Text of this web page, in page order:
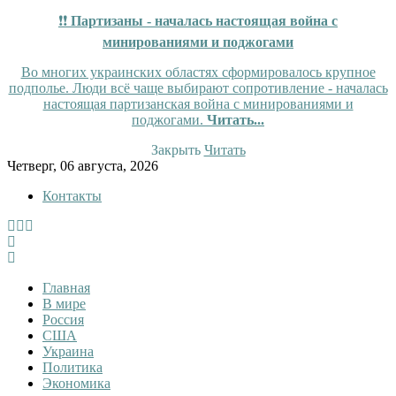
❗❗ Партизаны - началась настоящая война с
минированиями и поджогами
Во многих украинских областях сформировалось крупное
подполье. Люди всё чаще выбирают сопротивление - началась
настоящая партизанская война с минированиями и
поджогами. Читать...
Закрыть Читать
Skip
content
Четверг, 06 августа, 2026
Контакты
Tewi
Tewi — Новости
Главная
В мире
Россия
США
Украина
Политика
Экономика